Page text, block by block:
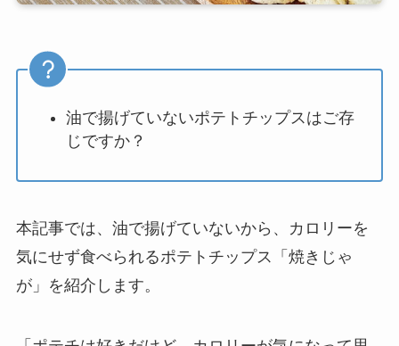
油で揚げていないポテトチップスはご存
じですか？
本記事では、油で揚げていないから、カロリーを
気にせず食べられるポテトチップス「焼きじゃ
が」を紹介します。